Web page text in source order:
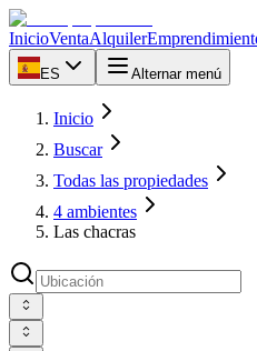
InicioVentaAlquiler
ES Alternar menú
Inicio
Buscar
Todas las propiedades
4 ambientes
Las chacras